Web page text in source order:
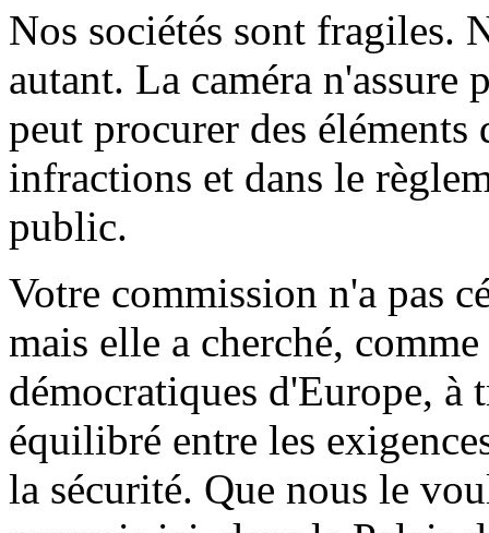
Nos sociétés sont fragiles.
autant. La caméra n'assure
peut procurer des éléments
infractions et dans le
public.
Votre commission n'a pas
mais elle a cherché,
démocratiques d'Europe,
équilibré entre les
la sécurité. Que nous le